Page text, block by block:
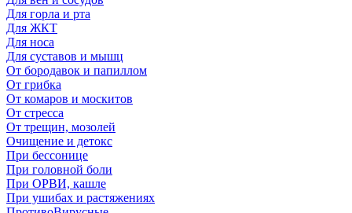
Для горла и рта
Для ЖКТ
Для носа
Для суставов и мышц
От бородавок и папиллом
От грибка
От комаров и москитов
От стресса
От трещин, мозолей
Очищение и детокс
При бессонице
При головной боли
При ОРВИ, кашле
При ушибах и растяжениях